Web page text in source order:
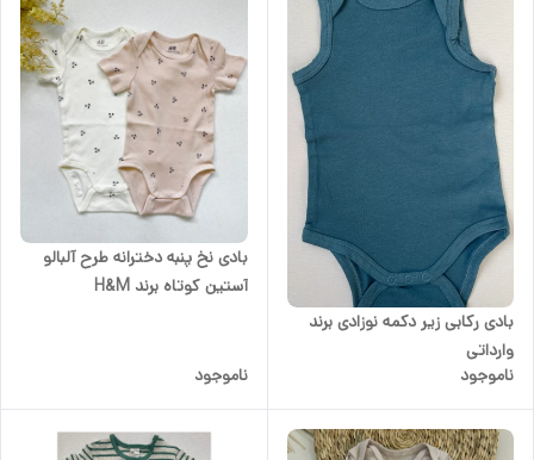
بادی رکابی زیر دکمه نوزادی برند
وارداتی
ناموجود
بادی نخ پنبه دخترانه طرح آلبالو
آستین کوتاه برند H&M
ناموجود